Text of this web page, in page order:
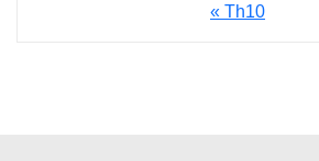
« Th10